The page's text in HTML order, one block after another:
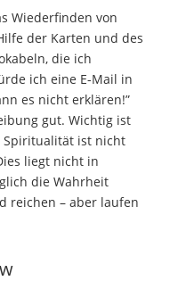
Wiederfinden von
der Karten und des
die ich
ich eine E-Mail in
es nicht erklären!”
gut. Wichtig ist
Spiritualität ist nicht
liegt nicht in
die Wahrheit
reichen – aber laufen